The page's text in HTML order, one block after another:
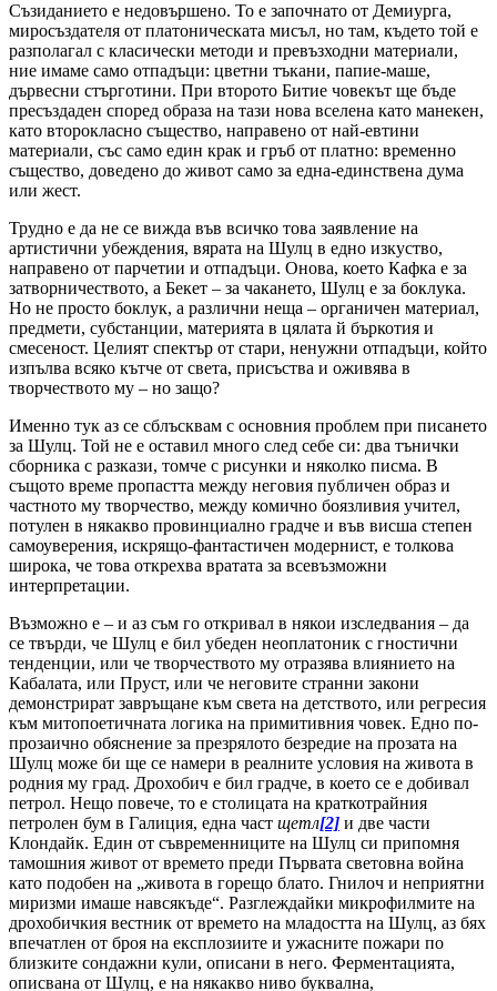
Съзиданието е недовършено. То е започнато от Демиурга,
миросъздателя от платоническата мисъл, но там, където той е
разполагал с класически методи и превъзходни материали,
ние имаме само отпадъци: цветни тъкани, папие-маше,
дървесни стърготини. При второто Битие човекът ще бъде
пресъздаден според образа на тази нова вселена като манекен,
като второкласно същество, направено от най-евтини
материали, със само един крак и гръб от платно: временно
същество, доведено до живот само за една-единствена дума
или жест.
Трудно е да не се вижда във всичко това заявление на
артистични убеждения, вярата на Шулц в едно изкуство,
направено от парчетии и отпадъци. Онова, което Кафка е за
затворничеството, а Бекет – за чакането, Шулц е за боклука.
Но не просто боклук, а различни неща – органичен материал,
предмети, субстанции, материята в цялата й бъркотия и
смесеност. Целият спектър от стари, ненужни отпадъци, който
изпълва всяко кътче от света, присъства и оживява в
творчеството му – но защо?
Именно тук аз се сблъсквам с основния проблем при писането
за Шулц. Той не е оставил много след себе си: два тънички
сборника с разкази, томче с рисунки и няколко писма. В
същото време пропастта между неговия публичен образ и
частното му творчество, между комично боязливия учител,
потулен в някакво провинциално градче и във висша степен
самоуверения, искрящо-фантастичен модернист, е толкова
широка, че това открехва вратата за всевъзможни
интерпретации.
Възможно е – и аз съм го откривал в някои изследвания – да
се твърди, че Шулц е бил убеден неоплатоник с гностични
тенденции, или че творчеството му отразява влиянието на
Кабалата, или Пруст, или че неговите странни закони
демонстрират завръщане към света на детството, или регресия
към митопоетичната логика на примитивния човек. Едно по-
прозаично обяснение за презрялото безредие на прозата на
Шулц може би ще се намери в реалните условия на живота в
родния му град. Дрохобич е бил градче, в което се е добивал
петрол. Нещо повече, то е столицата на краткотрайния
петролен бум в Галиция, една част щетл[2] и две части
Клондайк. Един от съвременниците на Шулц си припомня
тамошния живот от времето преди Първата световна война
като подобен на „живота в горещо блато. Гнилоч и неприятни
миризми имаше навсякъде“. Разглеждайки микрофилмите на
дрохобичкия вестник от времето на младостта на Шулц, аз бях
впечатлен от броя на експлозиите и ужасните пожари по
близките сондажни кули, описани в него. Ферментацията,
описвана от Шулц, е на някакво ниво буквална,